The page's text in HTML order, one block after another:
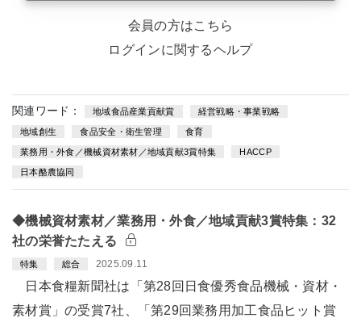
会員の方はこちら
ログインに関するヘルプ
関連ワード： 地域食品産業貢献賞 経営戦略・事業戦略
地域創生 食品安全・衛生管理 食育
業務用・外食／機械資材素材／地域貢献3賞特集 HACCP
日本酪農協同
◆機械資材素材／業務用・外食／地域貢献3賞特集：32
社の栄誉たたえる
特集 総合 2025.09.11
日本食糧新聞社は「第28回日食優秀食品機械・資材・
素材賞」の受賞7社、「第29回業務用加工食品ヒット賞